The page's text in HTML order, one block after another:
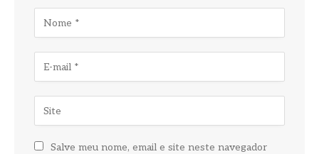
Salve meu nome, email e site neste navegador